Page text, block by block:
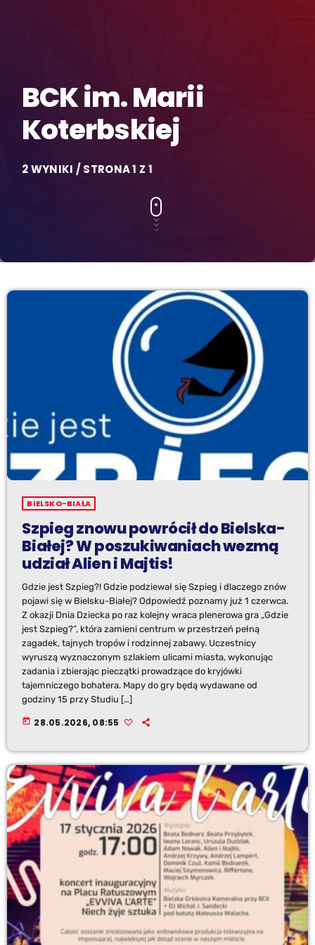
BCK im. Marii
Koterbskiej
2 WYNIKI / STRONA 1 Z 1
BIELSKO-BIAŁA
Szpieg znowu powrócił do Bielska-
Białej? W poszukiwaniach wezmą
udział Alien i Majtis!
Gdzie jest Szpieg?! Gdzie podziewał się Szpieg i dlaczego znów
pojawi się w Bielsku-Białej? Odpowiedź poznamy już 1 czerwca.
Z okazji Dnia Dziecka po raz kolejny wraca plenerowa gra „Gdzie
jest Szpieg?”, która zamieni centrum w przestrzeń pełną
zagadek, tajnych tropów i rodzinnej zabawy. Uczestnicy
wyruszą wyznaczonym szlakiem ulicami miasta, wykonując
zadania i zbierając pieczątki prowadzące do kryjówki
tajemniczego bohatera. Mapy do gry będą wydawane od
godziny 15 przy Studiu […]
today 28.05.2026, 08:55